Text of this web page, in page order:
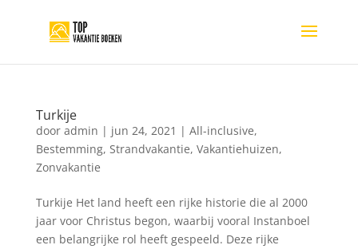
Turkije
door admin | jun 24, 2021 | All-inclusive,
Bestemming, Strandvakantie, Vakantiehuizen,
Zonvakantie
Turkije Het land heeft een rijke historie die al 2000
jaar voor Christus begon, waarbij vooral Instanboel
een belangrijke rol heeft gespeeld. Deze rijke